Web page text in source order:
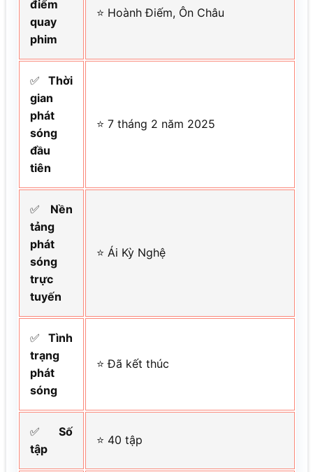
điểm
quay
phim
⭐ Hoành Điếm, Ôn Châu
✅ Thời
gian
phát
sóng
đầu
tiên
⭐ 7 tháng 2 năm 2025
✅ Nền
tảng
phát
sóng
trực
tuyến
⭐ Ái Kỳ Nghệ
✅ Tình
trạng
phát
sóng
⭐ Đã kết thúc
✅ Số
tập
⭐ 40 tập